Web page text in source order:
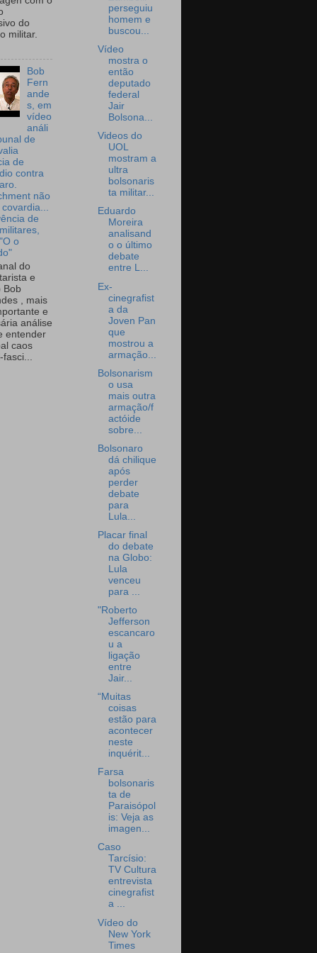
do
militar.
Bob
Fern
ande
s, em
vídeo
análi
de
de
contra
não
de
o
do
e
Bob
, mais
e
análise
entender
caos
perseguiu
homem e
buscou...
Vídeo
mostra o
então
deputado
federal
Jair
Bolsona...
Videos do
UOL
mostram a
ultra
bolsonaris
ta militar...
Eduardo
Moreira
analisand
o o último
debate
entre L...
Ex-
cinegrafist
a da
Joven Pan
que
mostrou a
armação...
Bolsonarism
o usa
mais outra
armação/f
actóide
sobre...
Bolsonaro
dá chilique
após
perder
debate
para
Lula...
Placar final
do debate
na Globo:
Lula
venceu
para ...
"Roberto
Jefferson
escancaro
u a
ligação
entre
Jair...
“Muitas
coisas
estão para
acontecer
neste
inquérit...
Farsa
bolsonaris
ta de
Paraisópol
is: Veja as
imagen...
Caso
Tarcísio:
TV Cultura
entrevista
cinegrafist
a ...
Vídeo do
New York
Times